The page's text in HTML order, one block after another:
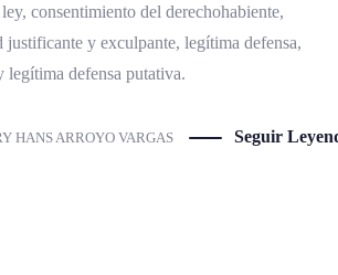
consentimiento del derechohabiente,
justificante y exculpante, legítima defensa,
legítima defensa putativa.
HANS ARROYO VARGAS Seguir